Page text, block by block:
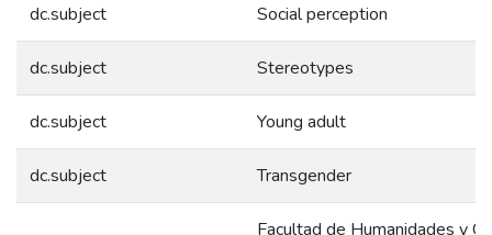
dc.subject Social perception
dc.subject Stereotypes
dc.subject Young adult
dc.subject Transgender
Facultad de Humanidades y